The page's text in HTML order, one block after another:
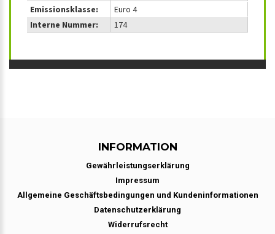
Emissionsklasse:
Euro 4
Interne Nummer:
174
INFORMATION
Gewährleistungserklärung
Impressum
Allgemeine Geschäftsbedingungen und Kundeninformationen
Datenschutzerklärung
Widerrufsrecht